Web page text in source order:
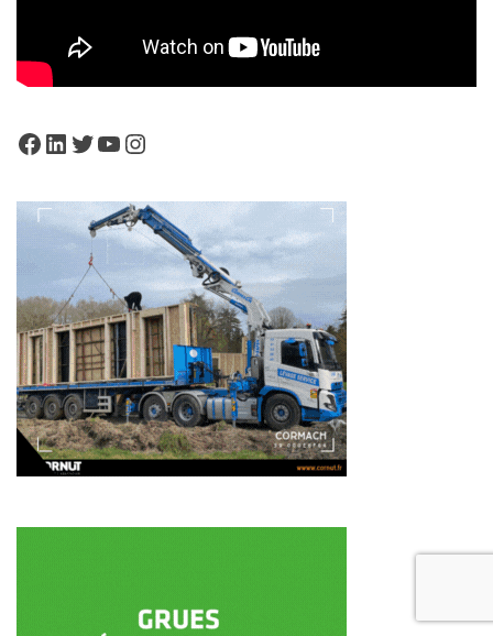
Facebook
LinkedIn
Twitter
YouTube
Instagram